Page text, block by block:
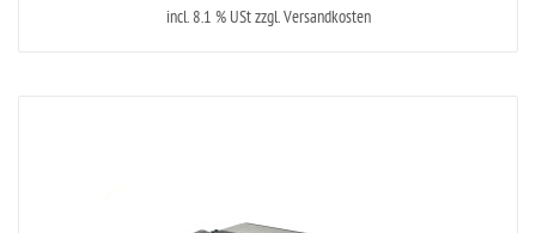
incl. 8.1 % USt zzgl. Versandkosten